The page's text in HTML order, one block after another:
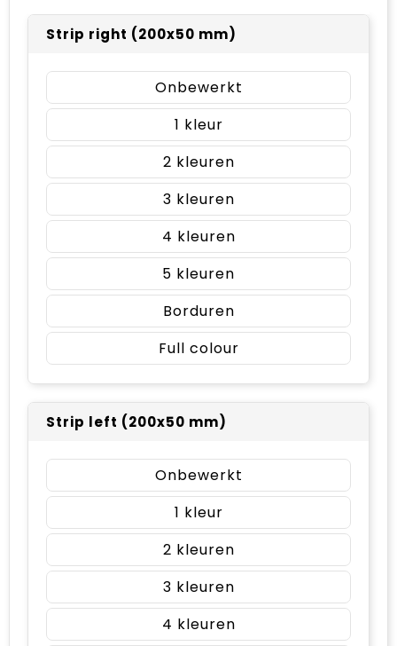
Strip right (200x50 mm)
Onbewerkt
1
2
3
4
5
Borduren
Full colour
Strip left (200x50 mm)
Onbewerkt
1
2
3
4